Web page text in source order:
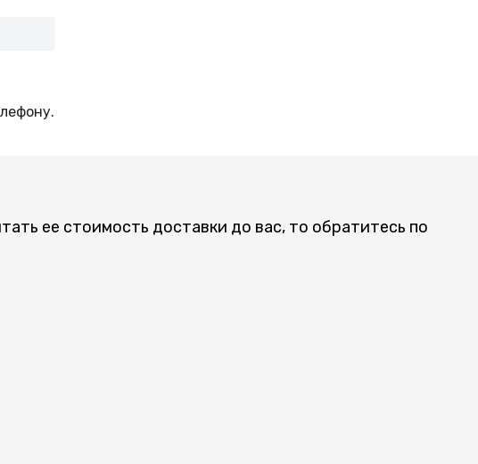
ее стоимость доставки до вас, то обратитесь по